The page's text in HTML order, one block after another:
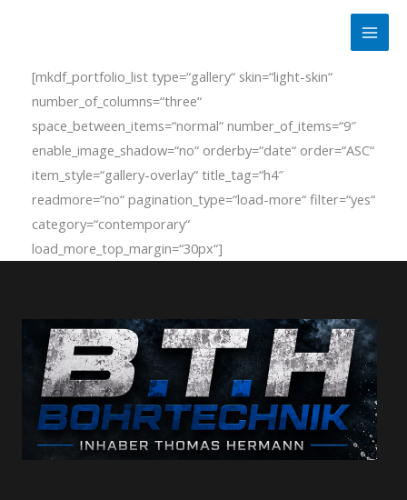
[mkdf_portfolio_list type=“gallery“ skin=“light-skin“
number_of_columns=“three“
space_between_items=“normal“ number_of_items=“9″
enable_image_shadow=“no“ orderby=“date“ order=“ASC“
item_style=“gallery-overlay“ title_tag=“h4″
readmore=“no“ pagination_type=“load-more“ filter=“yes“
category=“contemporary“
load_more_top_margin=“30px“]